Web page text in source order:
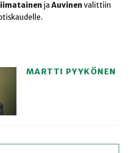
ja Auvinen valittiin
MARTTI PYYKÖNEN